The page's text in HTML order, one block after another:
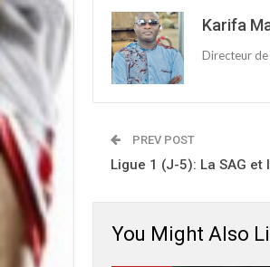
Karifa
Directeur
PREV POST
Ligue 1 (J-5): La SAG
You Might Also